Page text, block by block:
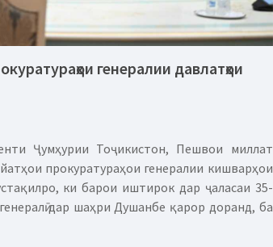
генералии давлатҳои
Ҷумҳурии Тоҷикистон, Пешвои миллат
прокуратураҳои генералии кишварҳои
ки барои иштирок дар ҷаласаи 35-
дар шаҳри Душанбе қарор доранд, ба